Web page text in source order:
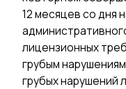
12 месяцев со дня
лицензионных
грубым
грубых нарушений